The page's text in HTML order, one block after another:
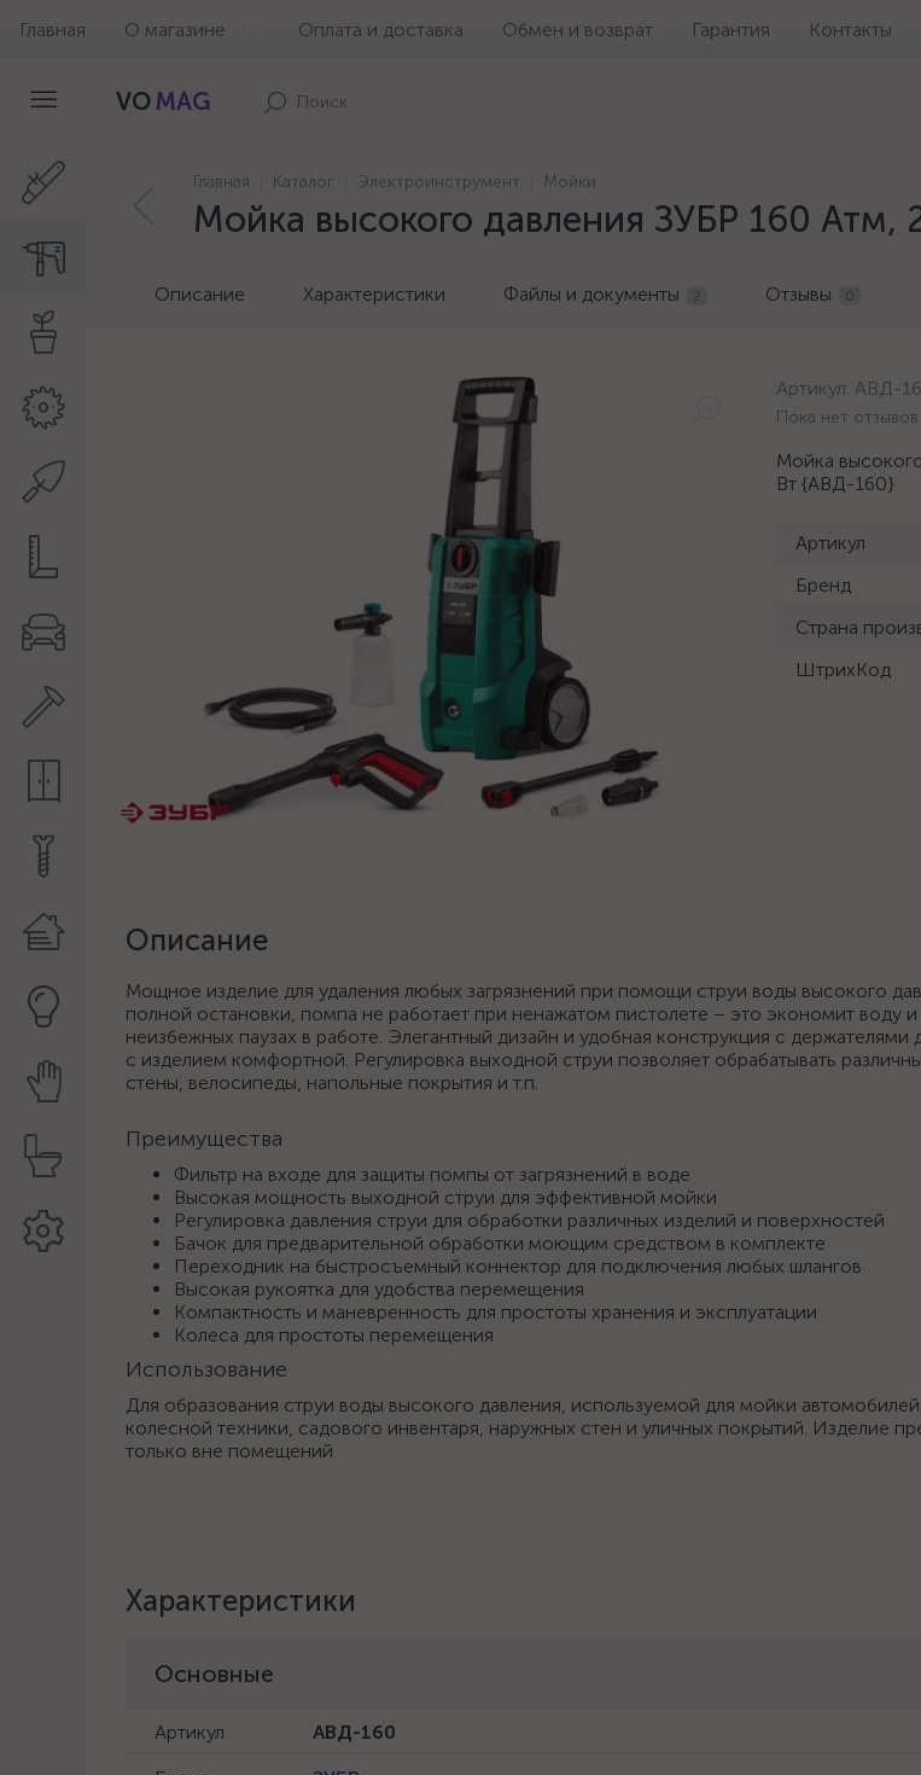
Главная О магазине Оплата и доставка Обмен и возврат Гарантия Контакты
VO MAG
Главная Каталог Электроинструмент Мойки
Мойка высокого давления ЗУБР 160
Описание Характеристики Файлы и документы 2 Отзывы 0
Артикул: АВД-
Пока нет отзывов
Мойка
Вт {АВД-160}
Артикул
Бренд
Страна
ШтрихКод
Описание
Мощное изделие для удаления любых загрязнений при помощи струи воды высокого
полной остановки, помпа не работает при ненажатом пистолете – это экономит воду
неизбежных паузах в работе. Элегантный дизайн и удобная конструкция с держателями
с изделием комфортной. Регулировка выходной струи позволяет обрабатывать
стены, велосипеды, напольные покрытия и т.п.
Преимущества
Фильтр на входе для защиты помпы от загрязнений в воде
Высокая мощность выходной струи для эффективной мойки
Регулировка давления струи для обработки различных изделий и поверхностей
Бачок для предварительной обработки моющим средством в комплекте
Переходник на быстросъемный коннектор для подключения любых шлангов
Высокая рукоятка для удобства перемещения
Компактность и маневренность для простоты хранения и эксплуатации
Колеса для простоты перемещения
Использование
Для образования струи воды высокого давления, используемой для мойки
колесной техники, садового инвентаря, наружных стен и уличных покрытий. Изделие
только вне помещений
Характеристики
Основные
Артикул
АВД-160